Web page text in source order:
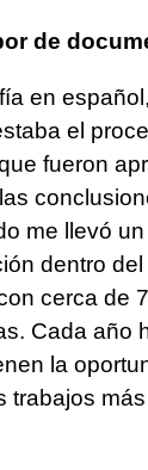
de
en
el
fueron
me llevó
dentro
cerca de
Cada año
la
trabajos